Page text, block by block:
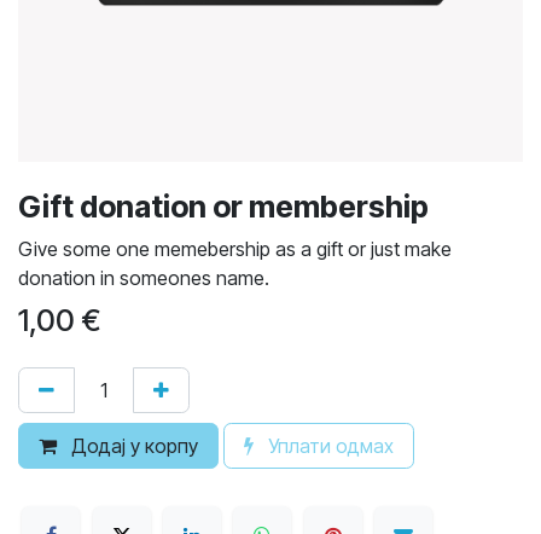
Gift donation or membership
Give some one memebership as a gift or just make
donation in someones name.
1,00 €
Додај у корпу Уплати одмах